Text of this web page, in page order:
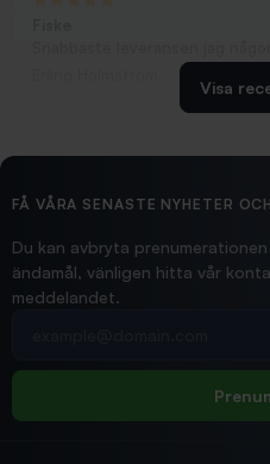
Hittade exakt vad jag
Visa
FÅ VÅRA SENASTE NYHETER
Du kan avbryta
ändamål, vänligen hitta vår
meddelandet.